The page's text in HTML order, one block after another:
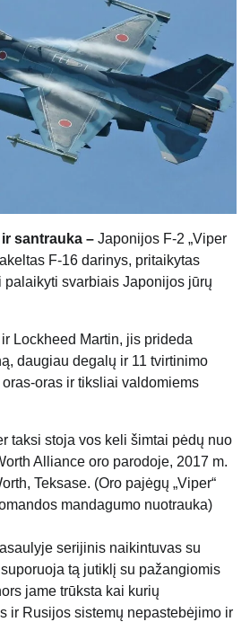
santrauka – Japonijos F-2 „Viper
F-16 darinys, pritaikytas
palaikyti svarbiais Japonijos jūrų
Lockheed Martin, jis prideda
daugiau degalų ir 11 tvirtinimo
oras ir tiksliai valdomiems
taksi stoja vos keli šimtai pėdų nuo
Alliance oro parodoje, 2017 m.
Teksase. (Oro pajėgų „Viper“
mandagumo nuotrauka)
serijinis naikintuvas su
tą jutiklį su pažangiomis
jame trūksta kai kurių
ir Rusijos sistemų nepastebėjimo ir